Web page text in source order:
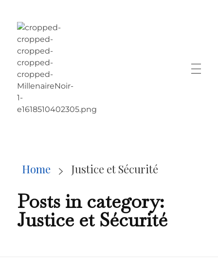
Home Justice et Sécurité
Posts in category:
Justice et Sécurité